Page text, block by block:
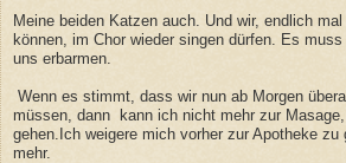
Meine beiden Katzen auch. Und wir, endlich
können, im Chor wieder singen dürfen. Es
uns erbarmen.
Wenn es stimmt, dass wir nun ab Morgen
müssen, dann kann ich nicht mehr zur
gehen.Ich weigere mich vorher zur Apotheke
mehr.